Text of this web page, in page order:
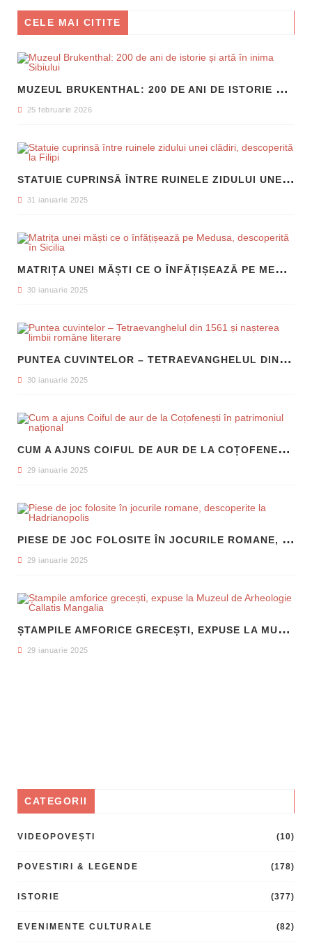
CELE MAI CITITE
M
UZEUL BRUKENTHAL: 200 DE ANI DE ISTORIE ȘI ARTĂ ÎN INIMA SIBIULUI
25 februarie 2026
S
TATUIE CUPRINSĂ ÎNTRE RUINELE ZIDULUI UNEI CLĂDIRI, DESCOPERITĂ LA FILIPI
31 ianuarie 2025
M
ATRIȚA UNEI MĂȘTI CE O ÎNFĂȚIȘEAZĂ PE MEDUSA, DESCOPERITĂ ÎN SICILIA
30 ianuarie 2025
P
UNTEA CUVINTELOR – TETRAEVANGHELUL DIN 1561 ȘI NAȘTEREA LIMBII ROMÂNE LITERARE
30 ianuarie 2025
C
UM A AJUNS COIFUL DE AUR DE LA COȚOFENEȘTI ÎN PATRIMONIUL NAȚIONAL
29 ianuarie 2025
P
IESE DE JOC FOLOSITE ÎN JOCURILE ROMANE, DESCOPERITE LA HADRIANOPOLIS
29 ianuarie 2025
Ș
TAMPILE AMFORICE GRECEȘTI, EXPUSE LA MUZEUL DE ARHEOLOGIE CALLATIS MANGALIA
29 ianuarie 2025
CATEGORII
VIDEOPOVEȘTI (10)
POVESTIRI & LEGENDE (178)
ISTORIE (377)
EVENIMENTE CULTURALE (82)